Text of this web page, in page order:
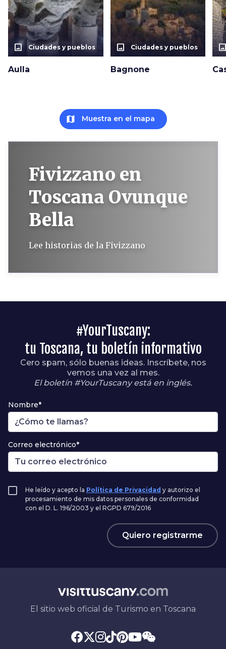
photo_size_select_actual Ciudades y pueblos
Aulla
photo_size_select_actual Ciudades y pueblos
Bagnone
map Muestra en el mapa
Fivizzano en
Toscana Ovunque
Bella
Lee historias de la Fivizzano
#YourTuscany:
tu Toscana, tu boletín informativo
Cero spam, sólo buenas ideas. Inscríbete, nos
vemos una vez al mes.
El boletín #YourTuscany está en inglés.
Nombre*
Correo electrónico*
He leído y acepto la Política de Privacidad y autorizo el
procesamiento de mis datos personales de conformidad
con el D. L. 196/2003 y el RGPD 679/2016
Quiero registrarme
El sitio web oficial de Turismo en Toscana